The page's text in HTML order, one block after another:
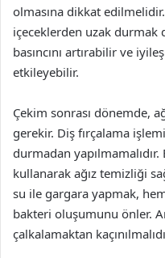
olmasına dikkat
içeceklerden uzak durmak
basıncını artırabilir ve
etkileyebilir.
Çekim sonrası dönemde,
gerekir. Diş fırçalama
durmadan
kullanarak ağız temizliği
su ile gargara yapmak,
bakteri oluşumunu önler.
çalkalamaktan